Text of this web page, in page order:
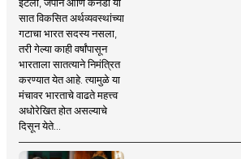
सात विकसित अर्थव्यवस्थांच्या
गटाचा भारत सदस्य नसला,
तरी गेल्या काही वर्षांपासून
भारताला सातत्याने निमंत्रित
करण्यात येत आहे. त्यामुळे या
मंचावर भारताचे वाढते महत्त्व
अधोरेखित होत असल्याचे
दिसून येते...